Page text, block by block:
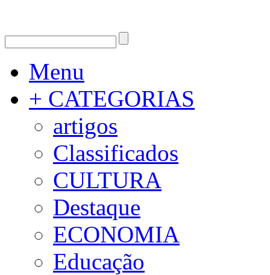
Menu
+ CATEGORIAS
artigos
Classificados
CULTURA
Destaque
ECONOMIA
Educação